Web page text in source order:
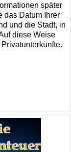
später
das Datum Ihrer
und die Stadt, in
diese Weise